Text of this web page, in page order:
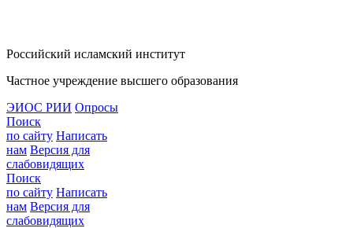
Российский исламский институт
Частное учреждение высшего образования
ЭИОС РИИ Опросы
Поиск
по сайту Написать
нам Версия для
слабовидящих
Поиск
по сайту Написать
нам Версия для
слабовидящих